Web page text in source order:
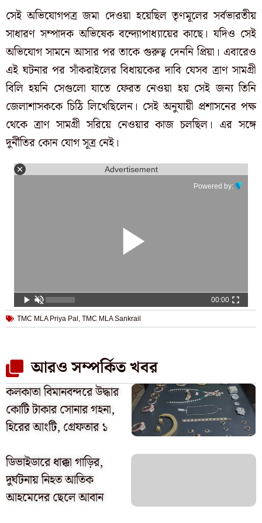
সেই অভিযোগপত্র জমা দেওয়া হয়েছিল তৃণমূলের সর্বভারতীয়
সাধারণ সম্পাদক অভিষেক বন্দ্যোপাধ্যায়ের কাছে। যদিও সেই
অভিযোগ সামনে আসার পর তাকে গুরুত্ব দেননি প্রিয়া। এবারেও
এই ঘটনার পর সাঁকরাইলের বিধায়কের দাবি যেসব ত্রাণ সামগ্রী
বিলি হয়নি সেগুলো যাতে ফেরত নেওয়া হয় সেই জন্য তিনি
জেলাশাসককে চিঠি লিখেছিলেন। সেই অনুযায়ী প্রশাসনের পক্ষ
থেকে ত্রাণ সামগ্রী সরিয়ে নেওয়ার কাজ চলছিল। এর সঙ্গে
দুর্নীতির কোন যোগ সূত্র নেই।
Advertisement
Powered by:
00:00
TMC MLA Priya Pal , TMC MLA Sankrail
আরও সম্পর্কিত খবর
কলকাতা বিমানবন্দরে উদ্ধার
কোটি টাকার সোনার গহনা,
হিরের আংটি, গ্রেফতার ১
ডিভাইডারে ধাক্কা গাড়ির,
দুর্ঘটনায় নিহত আতিক
আহমেদের ছেলে আবান